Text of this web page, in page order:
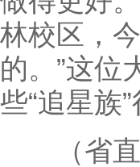
林校区，
的。”这位
些“追星族”
（省直